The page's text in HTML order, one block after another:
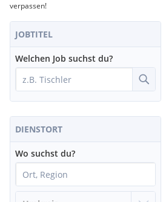
verpassen!
JOBTITEL
Welchen Job suchst du?
DIENSTORT
Wo suchst du?